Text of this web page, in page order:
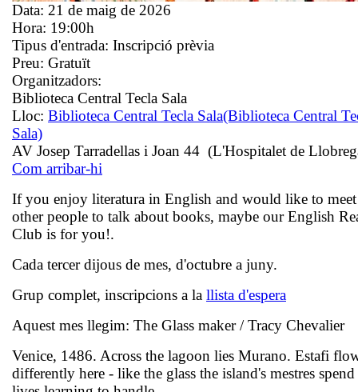
Data: 21 de maig de 2026
Hora: 19:00h
Tipus d'entrada: Inscripció prèvia
Preu: Gratuït
Organitzadors:
Biblioteca Central Tecla Sala
Lloc: Biblioteca Central Tecla Sala(Biblioteca Central
Sala)
AV Josep Tarradellas i Joan 44 (L'Hospitalet de
Com arribar-hi
If you enjoy literatura in English and would like to
other people to talk about books, maybe our English
Club is for you!.
Cada tercer dijous de mes, d'octubre a juny.
Grup complet, inscripcions a la llista d'espera
Aquest mes llegim: The Glass maker / Tracy Chevalier
Venice, 1486. Across the lagoon lies Murano. Estafi
differently here - like the glass the island's mestres